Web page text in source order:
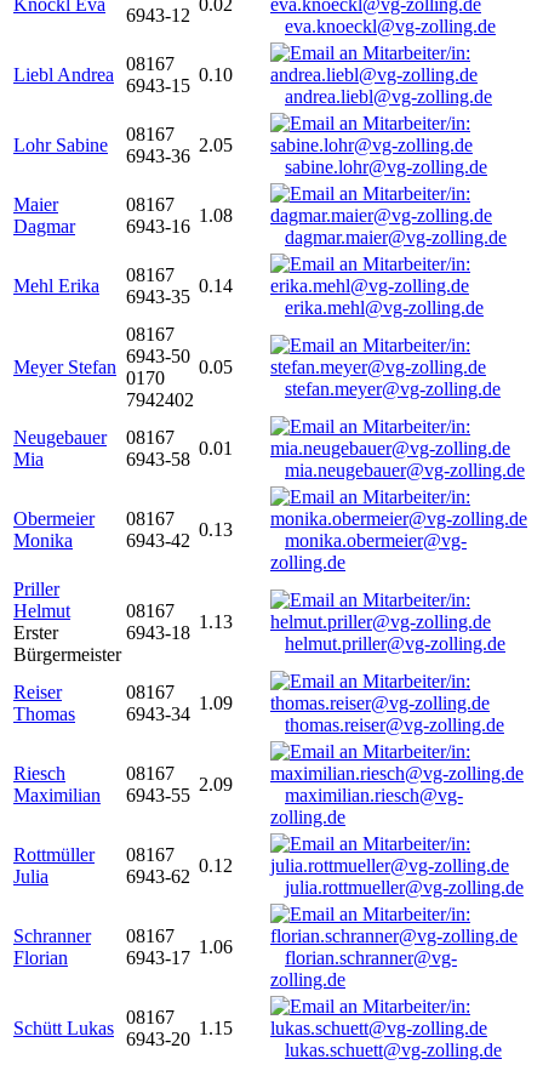
Knöckl Eva
6943-12
0.02
eva.knoeckl@vg-zolling.de
Liebl Andrea
08167
6943-15
0.10
andrea.liebl@vg-zolling.de
Lohr Sabine
08167
6943-36
2.05
sabine.lohr@vg-zolling.de
Maier
Dagmar
08167
6943-16
1.08
dagmar.maier@vg-zolling.de
Mehl Erika
08167
6943-35
0.14
erika.mehl@vg-zolling.de
Meyer Stefan
08167
6943-50
0170
7942402
0.05
stefan.meyer@vg-zolling.de
Neugebauer
Mia
08167
6943-58
0.01
mia.neugebauer@vg-zolling.de
Obermeier
Monika
08167
6943-42
0.13
monika.obermeier@vg-
zolling.de
Priller
Helmut
Erster
Bürgermeister
08167
6943-18
1.13
helmut.priller@vg-zolling.de
Reiser
Thomas
08167
6943-34
1.09
thomas.reiser@vg-zolling.de
Riesch
Maximilian
08167
6943-55
2.09
maximilian.riesch@vg-
zolling.de
Rottmüller
Julia
08167
6943-62
0.12
julia.rottmueller@vg-zolling.de
Schranner
Florian
08167
6943-17
1.06
florian.schranner@vg-
zolling.de
Schütt Lukas
08167
6943-20
1.15
lukas.schuett@vg-zolling.de